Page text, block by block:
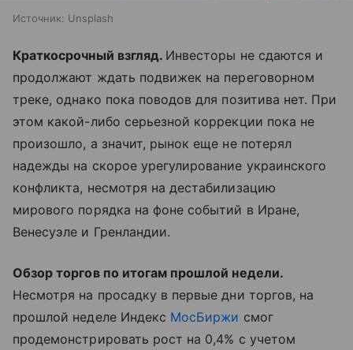
Источник: Unsplash
Краткосрочный взгляд. Инвесторы не сдаются и
продолжают ждать подвижек на переговорном
треке, однако пока поводов для позитива нет. При
этом какой-либо серьезной коррекции пока не
произошло, а значит, рынок еще не потерял
надежды на скорое урегулирование украинского
конфликта, несмотря на дестабилизацию
мирового порядка на фоне событий в Иране,
Венесуэле и Гренландии.
Обзор торгов по итогам прошлой недели.
Несмотря на просадку в первые дни торгов, на
прошлой неделе Индекс МосБиржи смог
продемонстрировать рост на 0,4% с учетом